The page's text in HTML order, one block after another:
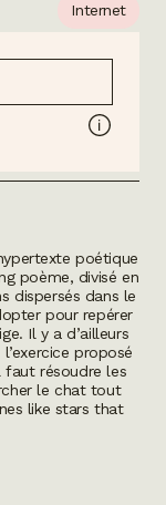
Internet
poétique
poème, divisé en
dispersés dans le
pour repérer
Il y a d’ailleurs
proposé
résoudre les
le chat tout
like stars that